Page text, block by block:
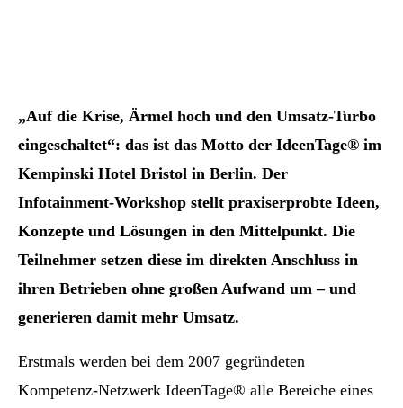
„Auf die Krise, Ärmel hoch und den Umsatz-Turbo
eingeschaltet“: das ist das Motto der IdeenTage® im
Kempinski Hotel Bristol in Berlin. Der
Infotainment-Workshop stellt praxiserprobte Ideen,
Konzepte und Lösungen in den Mittelpunkt. Die
Teilnehmer setzen diese im direkten Anschluss in
ihren Betrieben ohne großen Aufwand um – und
generieren damit mehr Umsatz.
Erstmals werden bei dem 2007 gegründeten
Kompetenz-Netzwerk IdeenTage® alle Bereiche eines